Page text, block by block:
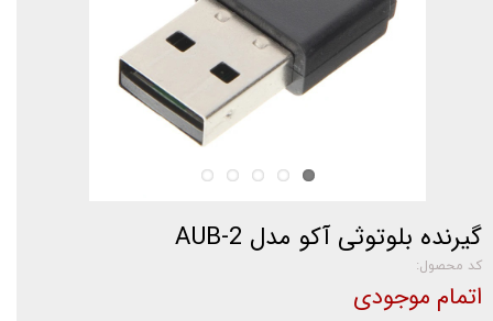
گیرنده بلوتوثی آکو مدل AUB-2
کد محصول:
اتمام موجودی